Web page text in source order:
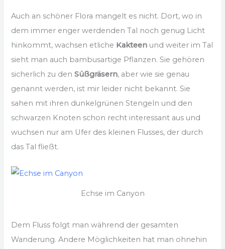
Auch an schöner Flora mangelt es nicht. Dort, wo in
dem immer enger werdenden Tal noch genug Licht
hinkommt, wachsen etliche Kakteen und weiter im Tal
sieht man auch bambusartige Pflanzen. Sie gehören
sicherlich zu denSüßgräsern, aber wie sie genau
genannt werden, ist mir leider nicht bekannt. Sie
sahen mit ihren dunkelgrünen Stengeln und den
schwarzen Knoten schon recht interessant aus und
wuchsen nur am Ufer des kleinen Flusses, der durch
das Tal fließt.
Echse im Canyon
Dem Fluss folgt man während der gesamten
Wanderung. Andere Möglichkeiten hat man ohnehin